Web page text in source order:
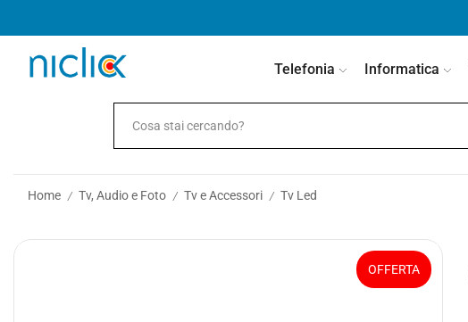
Telefonia Informatica
Home / Tv, Audio e Foto / Tv e Accessori / Tv Led
OFFERTA